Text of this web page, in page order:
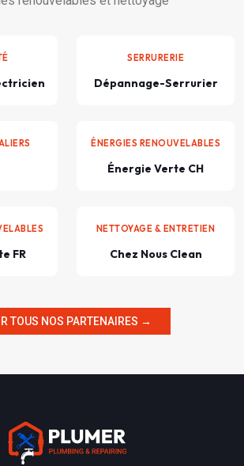
SERRURERIE
Dépannage-Serrurier
ÉNERGIES RENOUVELABLES
Énergie Verte CH
FR
NETTOYAGE & ENTRETIEN
Chez Nous Clean
TOUS NOS PARTENAIRES →